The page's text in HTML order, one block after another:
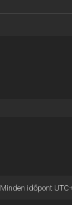
Minden időpont